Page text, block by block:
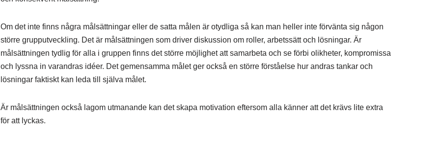
Om det inte finns några målsättningar eller de satta målen är otydliga så kan man heller inte förvänta sig någon
större grupputveckling. Det är målsättningen som driver diskussion om roller, arbetssätt och lösningar. Är
målsättningen tydlig för alla i gruppen finns det större möjlighet att samarbeta och se förbi olikheter, kompromissa
och lyssna in varandras idéer. Det gemensamma målet ger också en större förståelse hur andras tankar och
lösningar faktiskt kan leda till själva målet.
Är målsättningen också lagom utmanande kan det skapa motivation eftersom alla känner att det krävs lite extra
för att lyckas.